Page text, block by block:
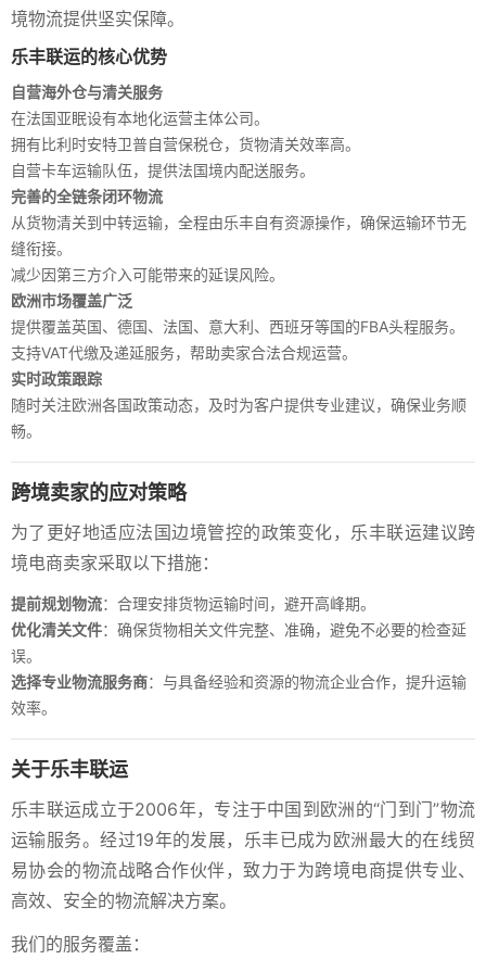
境物流提供坚实保障。
乐丰联运的核心优势
自营海外仓与清关服务
在法国亚眠设有本地化运营主体公司。
拥有比利时安特卫普自营保税仓，货物清关效率高。
自营卡车运输队伍，提供法国境内配送服务。
完善的全链条闭环物流
从货物清关到中转运输，全程由乐丰自有资源操作，确保运输环节无
缝衔接。
减少因第三方介入可能带来的延误风险。
欧洲市场覆盖广泛
提供覆盖英国、德国、法国、意大利、西班牙等国的FBA头程服务。
支持VAT代缴及递延服务，帮助卖家合法合规运营。
实时政策跟踪
随时关注欧洲各国政策动态，及时为客户提供专业建议，确保业务顺
畅。
跨境卖家的应对策略
为了更好地适应法国边境管控的政策变化，乐丰联运建议跨
境电商卖家采取以下措施：
提前规划物流：合理安排货物运输时间，避开高峰期。
优化清关文件：确保货物相关文件完整、准确，避免不必要的检查延
误。
选择专业物流服务商：与具备经验和资源的物流企业合作，提升运输
效率。
关于乐丰联运
乐丰联运成立于2006年，专注于中国到欧洲的“门到门”物流
运输服务。经过19年的发展，乐丰已成为欧洲最大的在线贸
易协会的物流战略合作伙伴，致力于为跨境电商提供专业、
高效、安全的物流解决方案。
我们的服务覆盖：